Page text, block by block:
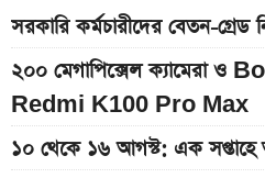
সরকারি কর্মচারীদের বেতন-গ্রেড
২০০ মেগাপিক্সেল ক্যামেরা ও
Redmi K100 Pro Max
১০ থেকে ১৬ আগস্ট: এক সপ্তাহে